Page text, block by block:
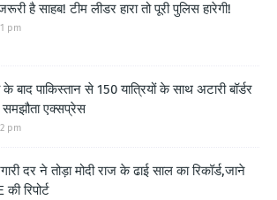
है साहब! टीम लीडर हारा तो पूरी पुलिस हारेगी!
pm
के बाद पाकिस्तान से 150 यात्रियों के साथ अटारी बॉर्डर
समझौता एक्सप्रेस
pm
दर ने तोड़ा मोदी राज के ढाई साल का रिकॉर्ड,जाने
की रिपोर्ट